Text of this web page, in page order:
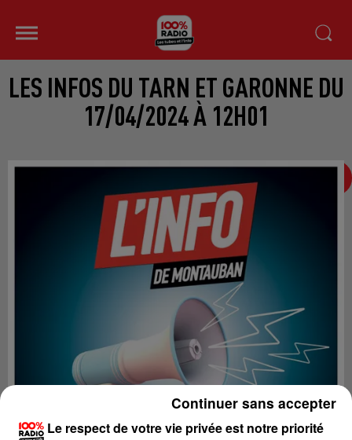
LES INFOS DU TARN ET GARONNE DU
17/04/2024 À 12H01
Le respect de votre vie privée est notre priorité
Continuer sans accepter